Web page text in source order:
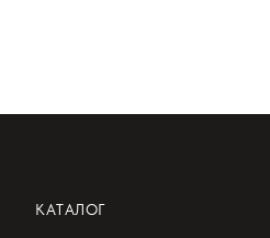
КАТАЛОГ